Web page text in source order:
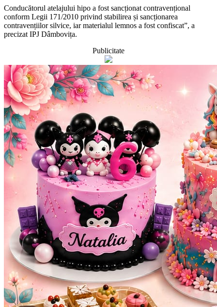
Conducătorul atelajului hipo a fost sancționat contravențional
conform Legii 171/2010 privind stabilirea și sancționarea
contravențiilor silvice, iar materialul lemnos a fost confiscat”, a
precizat IPJ Dâmbovița.
Publicitate